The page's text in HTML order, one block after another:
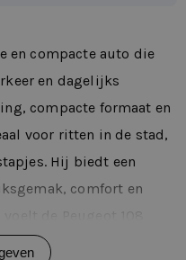
en compacte auto die
en dagelijks
compacte formaat en
voor ritten in de stad,
Hij biedt een
comfort en
stuur. Je manoeuvreert